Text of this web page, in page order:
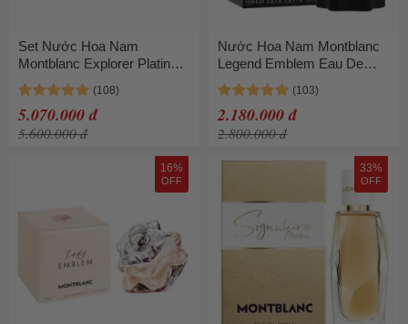
Set Nước Hoa Nam
Montblanc Explorer Platinum
EDP 100ml + 7.5ml Và Sữa
Tắm Shower Gel 100ml (3
Món)
5.070.000 đ
5.600.000 đ
Nước Hoa Nam Montblanc
Legend Emblem Eau De
Toilette 100ml
2.180.000 đ
2.800.000 đ
16%
OFF
33%
OFF